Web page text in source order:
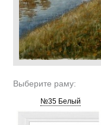
Выберите раму:
№35 Белый